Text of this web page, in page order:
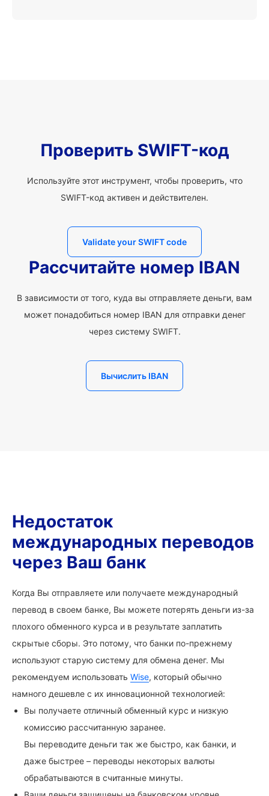
Проверить SWIFT-код
Используйте этот инструмент, чтобы проверить, что
SWIFT-код активен и действителен.
Validate your SWIFT code
Рассчитайте номер IBAN
В зависимости от того, куда вы отправляете деньги, вам
может понадобиться номер IBAN для отправки денег
через систему SWIFT.
Вычислить IBAN
Недостаток
международных переводов
через Ваш банк
Когда Вы отправляете или получаете международный
перевод в своем банке, Вы можете потерять деньги из-за
плохого обменного курса и в результате заплатить
скрытые сборы. Это потому, что банки по-прежнему
используют старую систему для обмена денег. Мы
рекомендуем использовать Wise, который обычно
намного дешевле с их инновационной технологией:
Вы получаете отличный обменный курс и низкую
комиссию рассчитанную заранее.
Вы переводите деньги так же быстро, как банки, и
даже быстрее – переводы некоторых валюты
обрабатываются в считанные минуты.